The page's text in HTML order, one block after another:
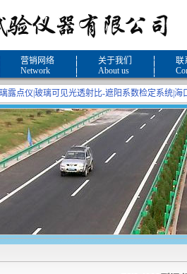
营销网络
Network
关于我们
About us
联
露点仪 玻璃可见光透射比-遮阳系数检定系统|海